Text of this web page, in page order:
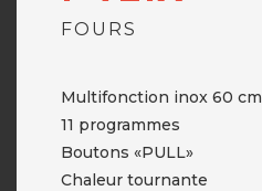
FOURS
Multifonction inox 60 cm
11 programmes
Boutons «PULL»
Chaleur tournante